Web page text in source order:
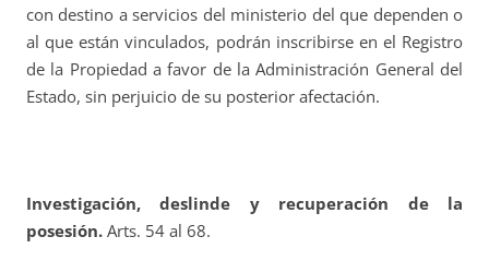
con destino a servicios del ministerio del que dependen o
al que están vinculados, podrán inscribirse en el Registro
de la Propiedad a favor de la Administración General del
Estado, sin perjuicio de su posterior afectación.
Investigación, deslinde y recuperación de la
posesión. Arts. 54 al 68.